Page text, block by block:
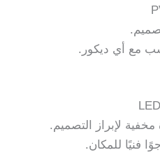
مع أي ديكور.
لإبراز التصميم.
فنيًا للمكان.